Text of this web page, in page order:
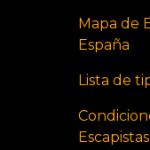
Mapa de
España
Lista de